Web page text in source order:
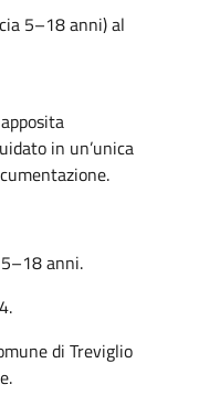
5–18 anni) al
in un’unica
anni.
di Treviglio